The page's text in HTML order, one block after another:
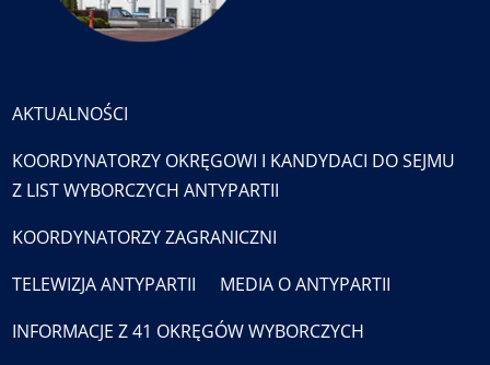
AKTUALNOŚCI
KOORDYNATORZY OKRĘGOWI I KANDYDACI DO SEJMU
Z LIST WYBORCZYCH ANTYPARTII
KOORDYNATORZY ZAGRANICZNI
TELEWIZJA ANTYPARTII
MEDIA O ANTYPARTII
INFORMACJE Z 41 OKRĘGÓW WYBORCZYCH